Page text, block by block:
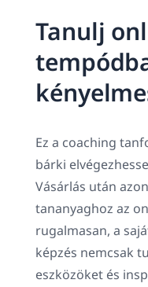
Tanulj
Ez a coaching
bárki
Vásárlás után
tananyaghoz az
rugalmasan, a
képzés nemcsak
eszközöket és